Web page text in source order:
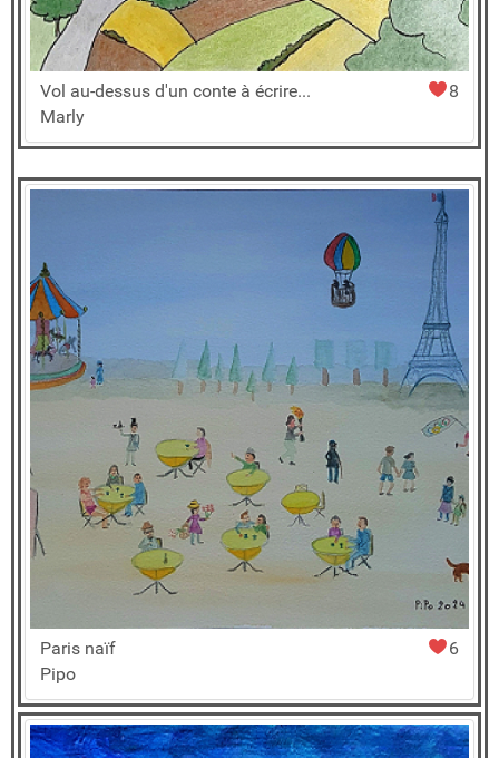
8
Vol au-dessus d'un conte à écrire...
Marly
6
Paris naïf
Pipo